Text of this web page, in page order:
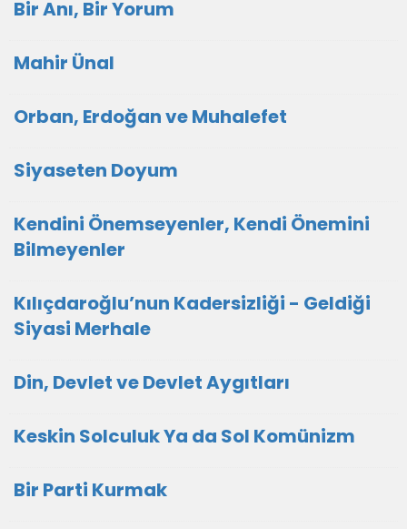
Bir Anı, Bir Yorum
Mahir Ünal
Orban, Erdoğan ve Muhalefet
Siyaseten Doyum
Kendini Önemseyenler, Kendi Önemini
Bilmeyenler
Kılıçdaroğlu’nun Kadersizliği - Geldiği
Siyasi Merhale
Din, Devlet ve Devlet Aygıtları
Keskin Solculuk Ya da Sol Komünizm
Bir Parti Kurmak